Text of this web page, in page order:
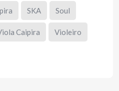
SKA Soul
Caipira Violeiro